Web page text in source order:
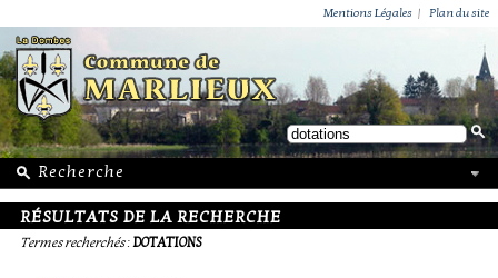
Mentions Légales | Plan du site
RÉSULTATS DE LA RECHERCHE
Termes recherchés:DOTATIONS